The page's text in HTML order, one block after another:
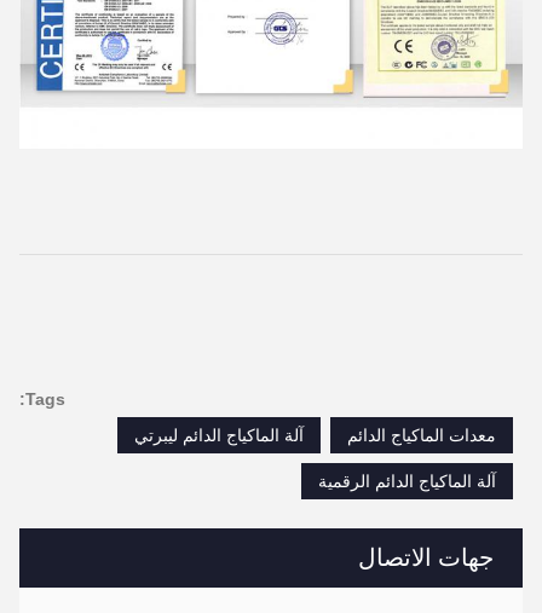
جهات الاتصال
Tags:
معدات الماكياج الدائم
آلة الماكياج الدائم ليبرتي
آلة الماكياج الدائم الرقمية